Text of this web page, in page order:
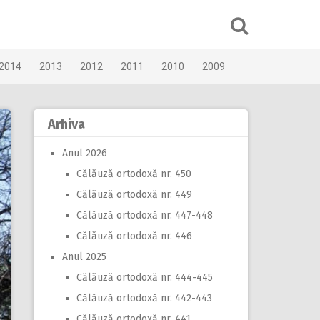
2013 2012 2011 2010 2009
Arhiva
Anul 2026
Călăuză ortodoxă nr. 450
Călăuză ortodoxă nr. 449
Călăuză ortodoxă nr. 447-448
Călăuză ortodoxă nr. 446
Anul 2025
Călăuză ortodoxă nr. 444-445
Călăuză ortodoxă nr. 442-443